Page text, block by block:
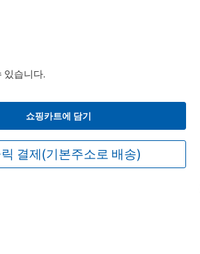
있습니다.
쇼핑카트에 담기
결제(기본주소로 배송)